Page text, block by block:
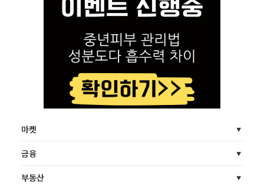
마켓
금융
부동산